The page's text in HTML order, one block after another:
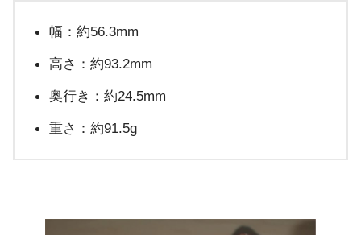
幅：約56.3mm
高さ：約93.2mm
奥行き：約24.5mm
重さ：約91.5g